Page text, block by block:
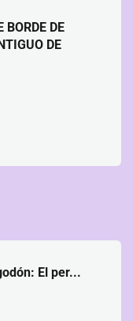
BORDE DE
DE
El per...